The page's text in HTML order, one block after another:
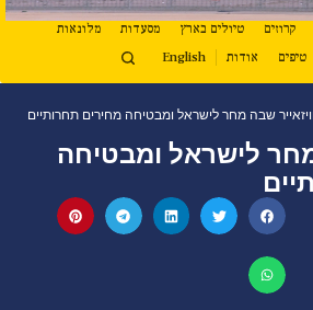
קרוזים טיולים בארץ מסעדות
מלונאות
טיפים אודות English
וויזאייר שבה מחר לישראל ומבטיחה מחירים תחרותיים
מחר לישראל ומבטיחה